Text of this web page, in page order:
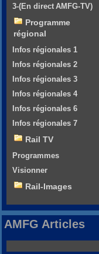
3-(En direct AMFG-TV)
Programme
régional
Infos régionales 1
Infos régionales 2
Infos régionales 3
Infos régionales 4
Infos régionales 6
Infos régionales 7
Rail TV
Programmes
Visionner
Rail-Images
AMFG Articles